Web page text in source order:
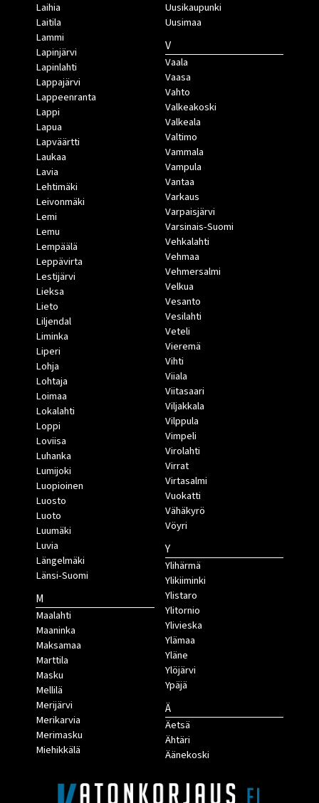
Laihia
Laitila
Lammi
Lapinjärvi
Lapinlahti
Lappajärvi
Lappeenranta
Lappi
Lapua
Lapväärtti
Laukaa
Lavia
Lehtimäki
Leivonmäki
Lemi
Lemu
Lempäälä
Leppävirta
Lestijärvi
Lieksa
Lieto
Liljendal
Liminka
Liperi
Lohja
Lohtaja
Loimaa
Lokalahti
Loppi
Loviisa
Luhanka
Lumijoki
Luopioinen
Luosto
Luoto
Luumäki
Luvia
Längelmäki
Länsi-Suomi
M
Maalahti
Maaninka
Maksamaa
Marttila
Masku
Mellilä
Merijärvi
Merikarvia
Merimasku
Miehikkälä
Uusikaupunki
Uusimaa
V
Vaala
Vaasa
Vahto
Valkeakoski
Valkeala
Valtimo
Vammala
Vampula
Vantaa
Varkaus
Varpaisjärvi
Varsinais-Suomi
Vehkalahti
Vehmaa
Vehmersalmi
Velkua
Vesanto
Vesilahti
Veteli
Vieremä
Vihti
Viiala
Viitasaari
Viljakkala
Vilppula
Vimpeli
Virolahti
Virrat
Virtasalmi
Vuokatti
Vähäkyrö
Vöyri
Y
Ylihärmä
Ylikiiminki
Ylistaro
Ylitornio
Ylivieska
Ylämaa
Yläne
Ylöjärvi
Ypäjä
Ä
Äetsä
Ähtäri
Äänekoski